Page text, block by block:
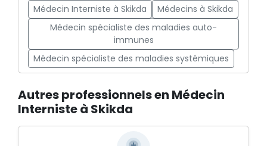
Médecin Interniste à Skikda
Médecins à Skikda
Médecin spécialiste des maladies auto-
immunes
Médecin spécialiste des maladies systémiques
Autres professionnels en Médecin
Interniste à Skikda